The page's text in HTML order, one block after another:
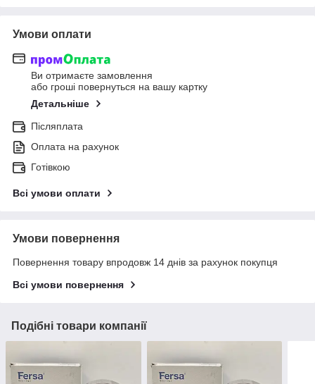
Умови оплати
Ви отримаєте замовлення
або гроші повернуться на вашу картку
Детальніше
Післяплата
Оплата на рахунок
Готівкою
Всі умови оплати
Умови повернення
Повернення товару впродовж 14 днів за рахунок покупця
Всі умови повернення
Подібні товари компанії